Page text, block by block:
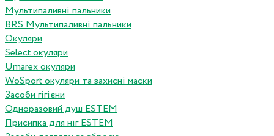
Мультипаливні пальники
BRS Мультипаливні пальники
Окуляри
Select окуляри
Umarex окуляри
WoSport окуляри та захисні маски
Засоби гігієни
Одноразовий душ ESTEM
Присипка для ніг ESTEM